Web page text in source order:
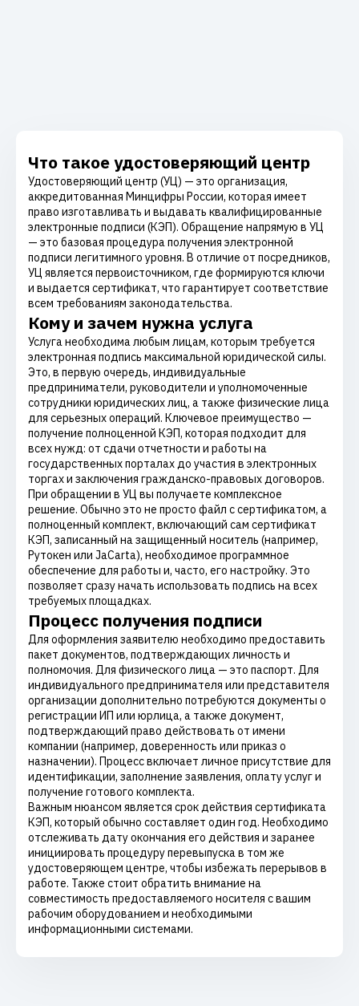
Что такое удостоверяющий центр
Удостоверяющий центр (УЦ) — это организация,
аккредитованная Минцифры России, которая имеет
право изготавливать и выдавать квалифицированные
электронные подписи (КЭП). Обращение напрямую в УЦ
— это базовая процедура получения электронной
подписи легитимного уровня. В отличие от посредников,
УЦ является первоисточником, где формируются ключи
и выдается сертификат, что гарантирует соответствие
всем требованиям законодательства.
Кому и зачем нужна услуга
Услуга необходима любым лицам, которым требуется
электронная подпись максимальной юридической силы.
Это, в первую очередь, индивидуальные
предприниматели, руководители и уполномоченные
сотрудники юридических лиц, а также физические лица
для серьезных операций. Ключевое преимущество —
получение полноценной КЭП, которая подходит для
всех нужд: от сдачи отчетности и работы на
государственных порталах до участия в электронных
торгах и заключения гражданско-правовых договоров.
При обращении в УЦ вы получаете комплексное
решение. Обычно это не просто файл с сертификатом, а
полноценный комплект, включающий сам сертификат
КЭП, записанный на защищенный носитель (например,
Рутокен или JaCarta), необходимое программное
обеспечение для работы и, часто, его настройку. Это
позволяет сразу начать использовать подпись на всех
требуемых площадках.
Процесс получения подписи
Для оформления заявителю необходимо предоставить
пакет документов, подтверждающих личность и
полномочия. Для физического лица — это паспорт. Для
индивидуального предпринимателя или представителя
организации дополнительно потребуются документы о
регистрации ИП или юрлица, а также документ,
подтверждающий право действовать от имени
компании (например, доверенность или приказ о
назначении). Процесс включает личное присутствие для
идентификации, заполнение заявления, оплату услуг и
получение готового комплекта.
Важным нюансом является срок действия сертификата
КЭП, который обычно составляет один год. Необходимо
отслеживать дату окончания его действия и заранее
инициировать процедуру перевыпуска в том же
удостоверяющем центре, чтобы избежать перерывов в
работе. Также стоит обратить внимание на
совместимость предоставляемого носителя с вашим
рабочим оборудованием и необходимыми
информационными системами.